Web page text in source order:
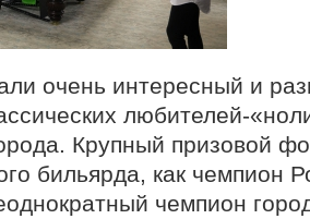
очень интересный и
любителей-
Крупный призовой
бильярда, как чемпион
чемпион